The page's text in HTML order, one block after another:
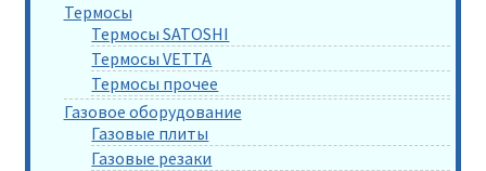
Термосы
Термосы SATOSHI
Термосы VETTA
Термосы прочее
Газовое оборудование
Газовые плиты
Газовые резаки